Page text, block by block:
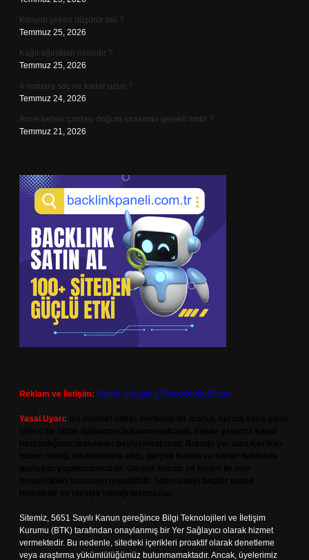
Kimyon şekeri düşürür mü ?
Temmuz 25, 2026
Kağıt ağırlıkları nelerdir ?
Temmuz 25, 2026
4 numara saç ne kadar uzun ?
Temmuz 24, 2026
Anne bebek çantası doğum sırasında gerekli midir ?
Temmuz 21, 2026
Reklam ve İletişim: Skype: live:.cid.575569c608265c69
Yasal Uyarı:
Sitemiz, 5651 Sayılı Kanun gereğince Bilgi Teknolojileri ve İletişim
Kurumu (BTK) tarafından onaylanmış bir Yer Sağlayıcı olarak hizmet
vermektedir. Bu nedenle, sitedeki içerikleri proaktif olarak denetleme
veya araştırma yükümlülüğümüz bulunmamaktadır. Ancak, üyelerimiz